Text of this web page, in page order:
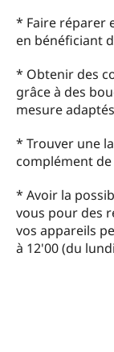
* Faire réparer
en bénéficiant
* Obtenir des
grâce à des
mesure
* Trouver une
complément
* Avoir la
vous pour des
vos appareils
à 12'00 (du